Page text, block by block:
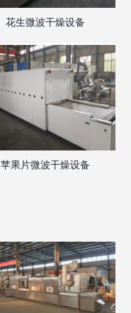
花生微波干燥设备
苹果片微波干燥设备